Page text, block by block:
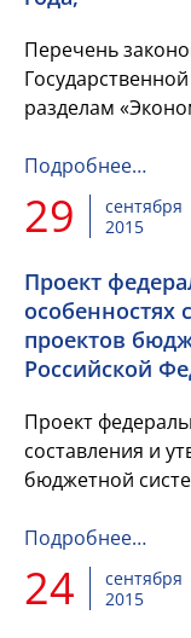
Перечень
разделам
политика» с
Подробнее…
29
сентября
2015
Проект
особенностях
проектов
Российской
Проект
составления и
бюджетной
Подробнее…
24
сентября
2015